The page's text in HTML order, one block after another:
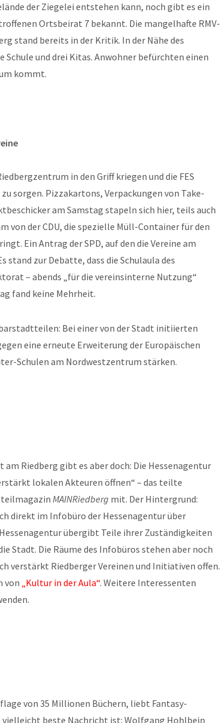
der Ziegelei entstehen kann, noch gibt es ein
Ortsbeirat 7 bekannt. Die mangelhafte RMV-
stand bereits in der Kritik. In der Nähe des
Schule und drei Kitas. Anwohner befürchten einen
kommt.
in den Griff kriegen und die FES
sorgen. Pizzakartons, Verpackungen von Take-
am Samstag stapeln sich hier, teils auch
von der CDU, die spezielle Müll-Container für den
Ein Antrag der SPD, auf den die Vereine am
stand zur Debatte, dass die Schulaula des
– abends „für die vereinsinterne Nutzung“
fand keine Mehrheit.
Bei einer von der Stadt initiierten
eine erneute Erweiterung der Europäischen
Schulen am Nordwestzentrum stärken.
Riedberg gibt es aber doch: Die Hessenagentur
lokalen Akteuren öffnen“ – das teilte
MAINRiedberg mit. Der Hintergrund:
direkt im Infobüro der Hessenagentur über
übergibt Teile ihrer Zuständigkeiten
Stadt. Die Räume des Infobüros stehen aber noch
verstärkt Riedberger Vereinen und Initiativen offen.
von „Kultur in der Aula“. Weitere Interessenten
von 35 Millionen Büchern, liebt Fantasy-
vielleicht beste Nachricht ist: Wolfgang Hohlbein